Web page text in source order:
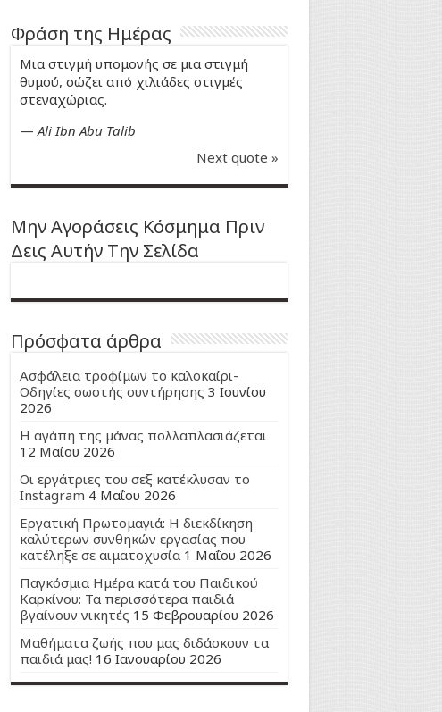
Φράση της Ημέρας
Μια στιγμή υπομονής σε μια στιγμή
θυμού, σώζει από χιλιάδες στιγμές
στεναχώριας.
— Ali Ibn Abu Talib
Next quote »
Μην Αγοράσεις Κόσμημα Πριν
Δεις Αυτήν Την Σελίδα
Πρόσφατα άρθρα
Ασφάλεια τροφίμων το καλοκαίρι-
Οδηγίες σωστής συντήρησης 3 Ιουνίου
2026
Η αγάπη της μάνας πολλαπλασιάζεται
12 Μαΐου 2026
Οι εργάτριες του σεξ κατέκλυσαν το
Instagram 4 Μαΐου 2026
Εργατική Πρωτομαγιά: Η διεκδίκηση
καλύτερων συνθηκών εργασίας που
κατέληξε σε αιματοχυσία 1 Μαΐου 2026
Παγκόσμια Ημέρα κατά του Παιδικού
Καρκίνου: Τα περισσότερα παιδιά
βγαίνουν νικητές 15 Φεβρουαρίου 2026
Μαθήματα ζωής που μας διδάσκουν τα
παιδιά μας! 16 Ιανουαρίου 2026